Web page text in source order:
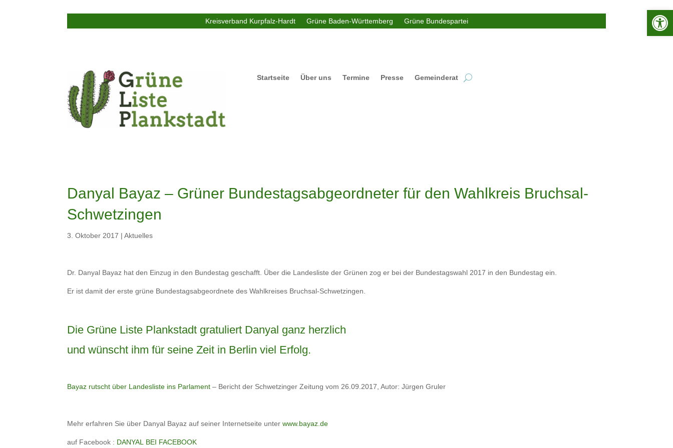
Kreisverband Kurpfalz-Hardt Grüne Baden-Württemberg Grüne Bundespartei
Startseite Über uns Termine Presse Gemeinderat
Danyal Bayaz – Grüner Bundestagsabgeordneter für den Wahlkreis Bruchsal-
Schwetzingen
3. Oktober 2017 |Aktuelles
Dr. Danyal Bayaz hat den Einzug in den Bundestag geschafft. Über die Landesliste der Grünen zog er bei der Bundestagswahl 2017 in den Bundestag ein.
Er ist damit der erste grüne Bundestagsabgeordnete des Wahlkreises Bruchsal-Schwetzingen.
Die Grüne Liste Plankstadt gratuliert Danyal ganz herzlich
und wünscht ihm für seine Zeit in Berlin viel Erfolg.
Bayaz rutscht über Landesliste ins Parlament – Bericht der Schwetzinger Zeitung vom 26.09.2017, Autor: Jürgen Gruler
Mehr erfahren Sie über Danyal Bayaz auf seiner Internetseite unterwww.bayaz.de
auf Facebook : DANYAL BEI FACEBOOK